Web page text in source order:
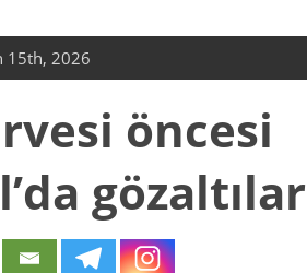
15th, 2026
öncesi
gözaltılar